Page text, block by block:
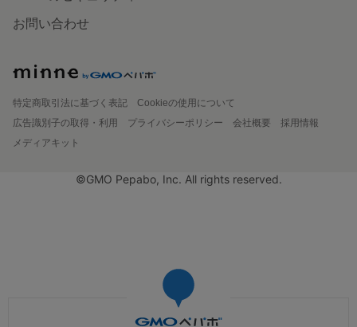
お問い合わせ
特定商取引法に基づく表記
Cookieの使用について
広告識別子の取得・利用
プライバシーポリシー 会社概要
採用情報
メディアキット
©GMO Pepabo, Inc. All rights reserved.